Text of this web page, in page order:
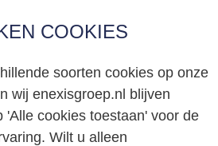
COOKIES
soorten cookies op onze
wij enexisgroep.nl blijven
'Alle cookies toestaan' voor de
Wilt u alleen